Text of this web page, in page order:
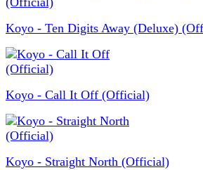
Koyo - Ten Digits Away (Deluxe)
Koyo - Call It Off (Official)
Koyo - Straight North (Official)